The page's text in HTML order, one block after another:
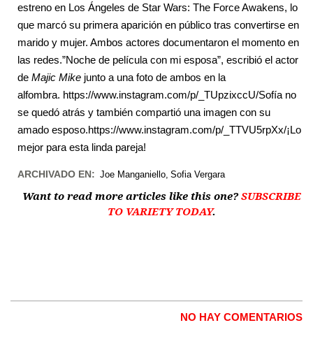
estreno en Los Ángeles de Star Wars: The Force Awakens, lo
que marcó su primera aparición en público tras convertirse en
marido y mujer. Ambos actores documentaron el momento en
las redes.”Noche de película con mi esposa”, escribió el actor
de Majic Mike junto a una foto de ambos en la
alfombra. https://www.instagram.com/p/_TUpzixccU/Sofía no
se quedó atrás y también compartió una imagen con su
amado esposo.https://www.instagram.com/p/_TTVU5rpXx/¡Lo
mejor para esta linda pareja!
ARCHIVADO EN: Joe Manganiello Sofia Vergara
Want to read more articles like this one?SUBSCRIBE
TO VARIETY TODAY.
NO HAY COMENTARIOS